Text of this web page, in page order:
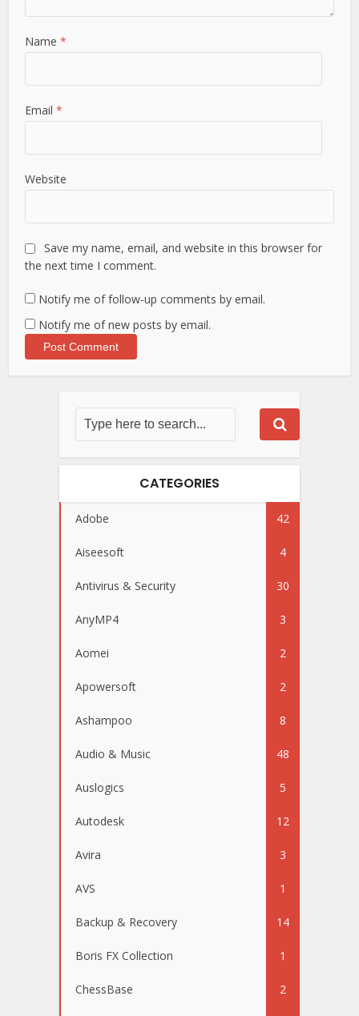
Name*
Email*
Website
Save my name, email, and website in this browser for
the next time I comment.
Notify me of follow-up comments by email.
Notify me of new posts by email.
CATEGORIES
Adobe 42
Aiseesoft 4
Antivirus & Security 30
AnyMP4 3
Aomei 2
Apowersoft 2
Ashampoo 8
Audio & Music 48
Auslogics 5
Autodesk 12
Avira 3
AVS 1
Backup & Recovery 14
Boris FX Collection 1
ChessBase 2